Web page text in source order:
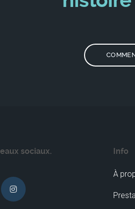
sociaux.
Info
À